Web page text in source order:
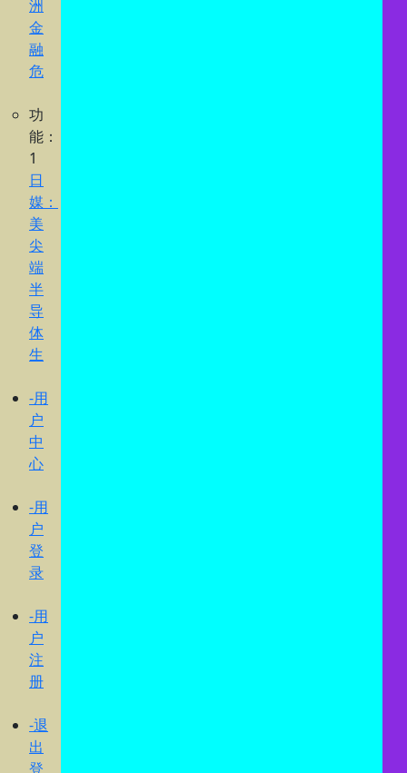
洲
金
融
危
功
能：
1
日
媒：
美
尖
端
半
导
体
生
-用
户
中
心
-用
户
登
录
-用
户
注
册
-退
出
登